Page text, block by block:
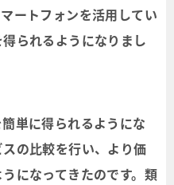
ートフォンを活用してい
られるようになりまし
単に得られるようにな
の比較を行い、より価
になってきたのです。類